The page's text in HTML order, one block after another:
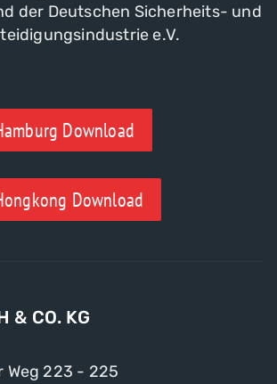
der Deutschen Sicherheits- und
e.V.
Download
Download
& CO. KG
Weg 223 - 225